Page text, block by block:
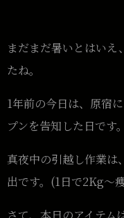
まだまだ暑いとはいえ
たね。
1年前の今日は、原宿
プンを告知した日です
真夜中の引越し作業は
出です。(1日で2Kg〜
さて、本日のアイテム